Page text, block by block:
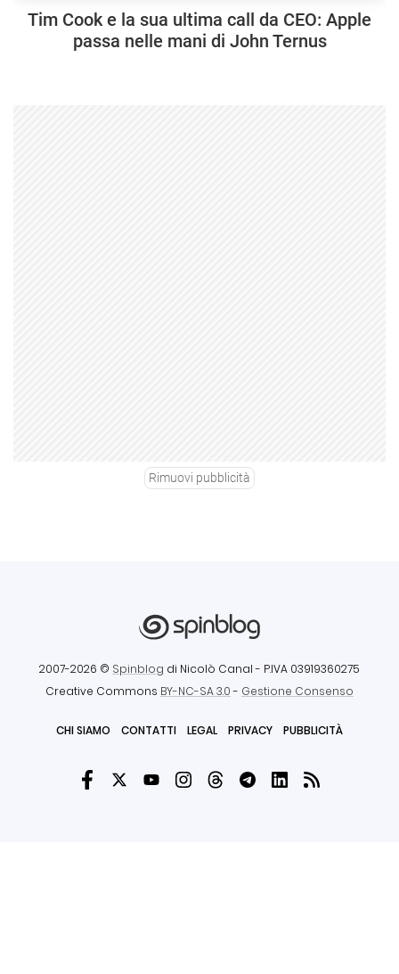
Tim Cook e la sua ultima call da CEO: Apple
passa nelle mani di John Ternus
Rimuovi pubblicità
2007-2026 © Spinblog di Nicolò Canal - P.IVA 03919360275
Creative Commons BY-NC-SA 3.0- Gestione Consenso
CHI SIAMO CONTATTI LEGAL PRIVACY PUBBLICITÀ